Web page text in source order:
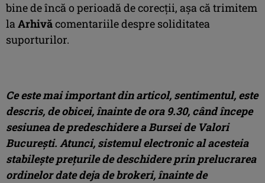
bine de încă o perioadă de corecţii, aşa că trimitem
laArhivăcomentariile despre soliditatea
suporturilor.
Ce este mai important din articol, sentimentul, este
descris, de obicei, înainte de ora 9.30, când începe
sesiunea de predeschidere a Bursei de Valori
Bucureşti. Atunci, sistemul electronic al acesteia
stabileşte preţurile de deschidere prin prelucrarea
ordinelor date deja de brokeri, înainte de